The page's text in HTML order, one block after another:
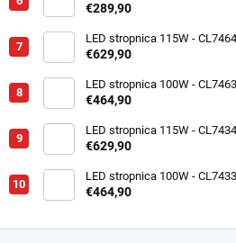
€289,90
LED stropnica 115W - CL7464
€629,90
LED stropnica 100W - CL7463
€464,90
LED stropnica 115W - CL7434
€629,90
LED stropnica 100W - CL7433
€464,90